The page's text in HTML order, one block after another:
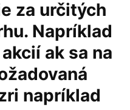
za určitých
Napríklad
ak sa na
napríklad